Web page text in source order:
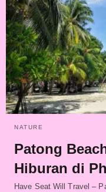
NATURE
Patong
Hiburan di
Have Seat Will Travel –